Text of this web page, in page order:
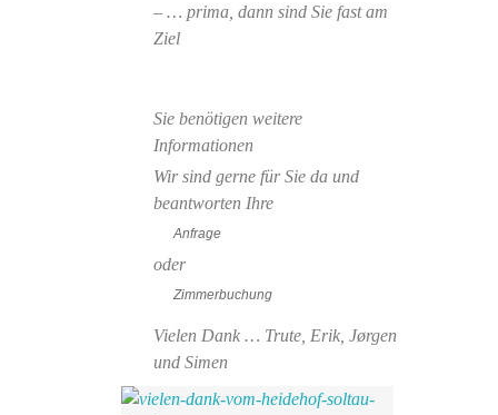
– … prima, dann sind Sie fast am
Ziel
Sie benötigen weitere
Informationen
Wir sind gerne für Sie da und
beantworten Ihre
Anfrage
oder
Zimmerbuchung
Vielen Dank … Trute, Erik, Jørgen
und Simen